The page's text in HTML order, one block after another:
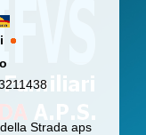
Strada aps